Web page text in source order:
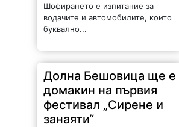
Шофирането е изпитание за
водачите и автомобилите, които
буквално...
Долна Бешовица ще е
домакин на първия
фестивал „Сирене и
занаяти“